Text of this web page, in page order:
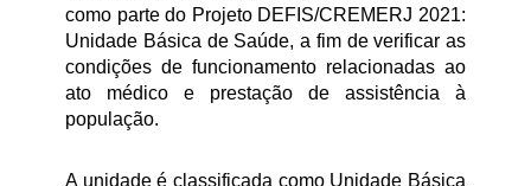
como parte do Projeto DEFIS/CREMERJ 2021:
Unidade Básica de Saúde, a fim de verificar as
condições de funcionamento relacionadas ao
ato médico e prestação de assistência à
população.
A unidade é classificada como Unidade Básica